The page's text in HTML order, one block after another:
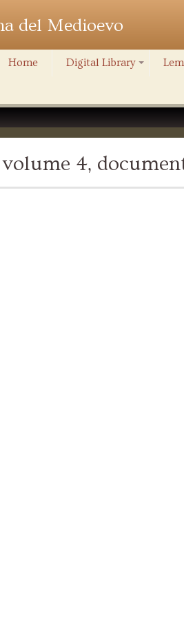
del Medioevo
Home Digital Library
4,